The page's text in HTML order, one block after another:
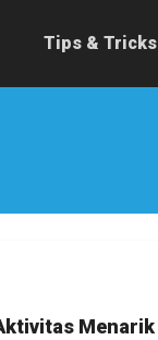
Tips & Tricks
Menarik